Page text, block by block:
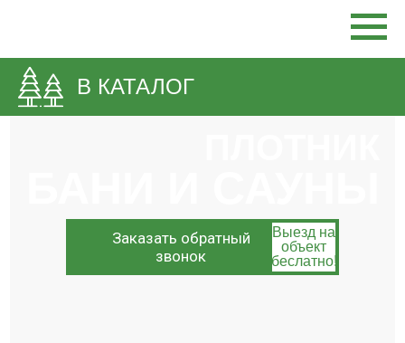
В КАТАЛОГ
Заказать обратный
звонок
Выезд на
объект
беслатно!